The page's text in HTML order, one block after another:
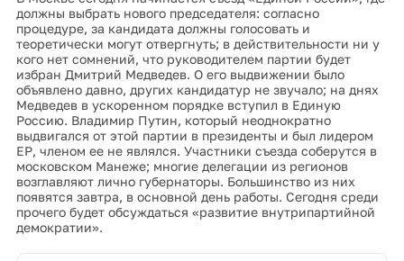
должны выбрать нового председателя: согласно
процедуре, за кандидата должны голосовать и
теоретически могут отвергнуть; в действительности ни у
кого нет сомнений, что руководителем партии будет
избран Дмитрий Медведев. О его выдвижении было
объявлено давно, других кандидатур не звучало; на днях
Медведев в ускоренном порядке вступил в Единую
Россию. Владимир Путин, который неоднократно
выдвигался от этой партии в президенты и был лидером
ЕР, членом ее не являлся. Участники съезда соберутся в
московском Манеже; многие делегации из регионов
возглавляют лично губернаторы. Большинство из них
появятся завтра, в основной день работы. Сегодня среди
прочего будет обсуждаться «развитие внутрипартийной
демократии».